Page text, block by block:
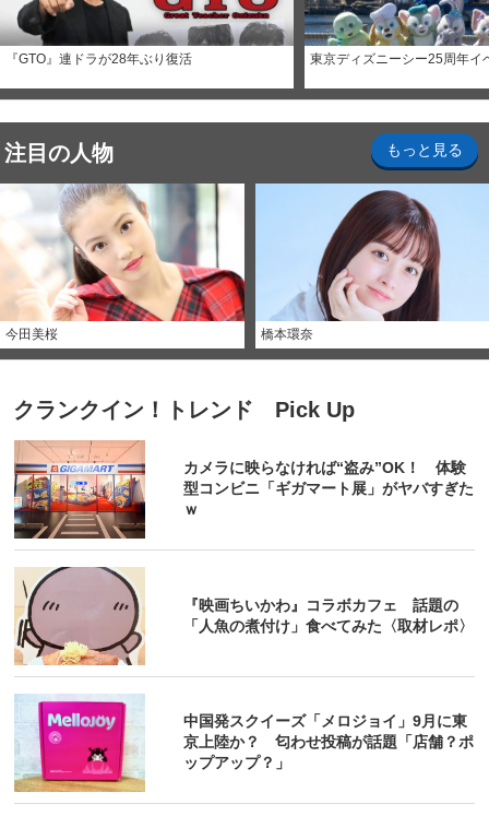
『GTO』連ドラが28年ぶり復活 東京ディズニーシー25周年イ
注目の人物 もっと見る
今田美桜 橋本環奈
クランクイン！トレンド Pick Up
カメラに映らなければ“盗み”OK！ 体験
型コンビニ「ギガマート展」がヤバすぎた
ｗ
『映画ちいかわ』コラボカフェ 話題の
「人魚の煮付け」食べてみた〈取材レポ〉
中国発スクイーズ「メロジョイ」9月に東
京上陸か？ 匂わせ投稿が話題「店舗？ポ
ップアップ？」